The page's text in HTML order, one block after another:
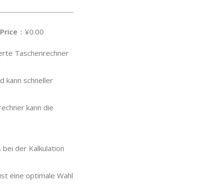
：¥0.00
Taschenrechner
kann schneller
kann die
der Kalkulation
eine optimale Wahl